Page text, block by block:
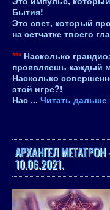
Бытия!
Это свет, который
на сетчатке твоего
*** Насколько
проявляешь каждый
Насколько
этой игре?!
Нас ... Читать дальше
АРХАНГЕЛ
10.06.2021.